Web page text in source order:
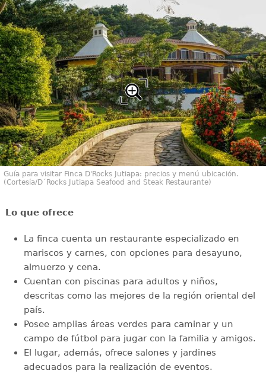
Guía para visitar Finca D'Rocks Jutiapa: precios y menú ubicación.
(Cortesía/D´Rocks Jutiapa Seafood and Steak Restaurante)
Lo que ofrece
La finca cuenta un restaurante especializado en
mariscos y carnes, con opciones para desayuno,
almuerzo y cena.
Cuentan con piscinas para adultos y niños,
descritas como las mejores de la región oriental del
país.
Posee amplias áreas verdes para caminar y un
campo de fútbol para jugar con la familia y amigos.
El lugar, además, ofrece salones y jardines
adecuados para la realización de eventos.